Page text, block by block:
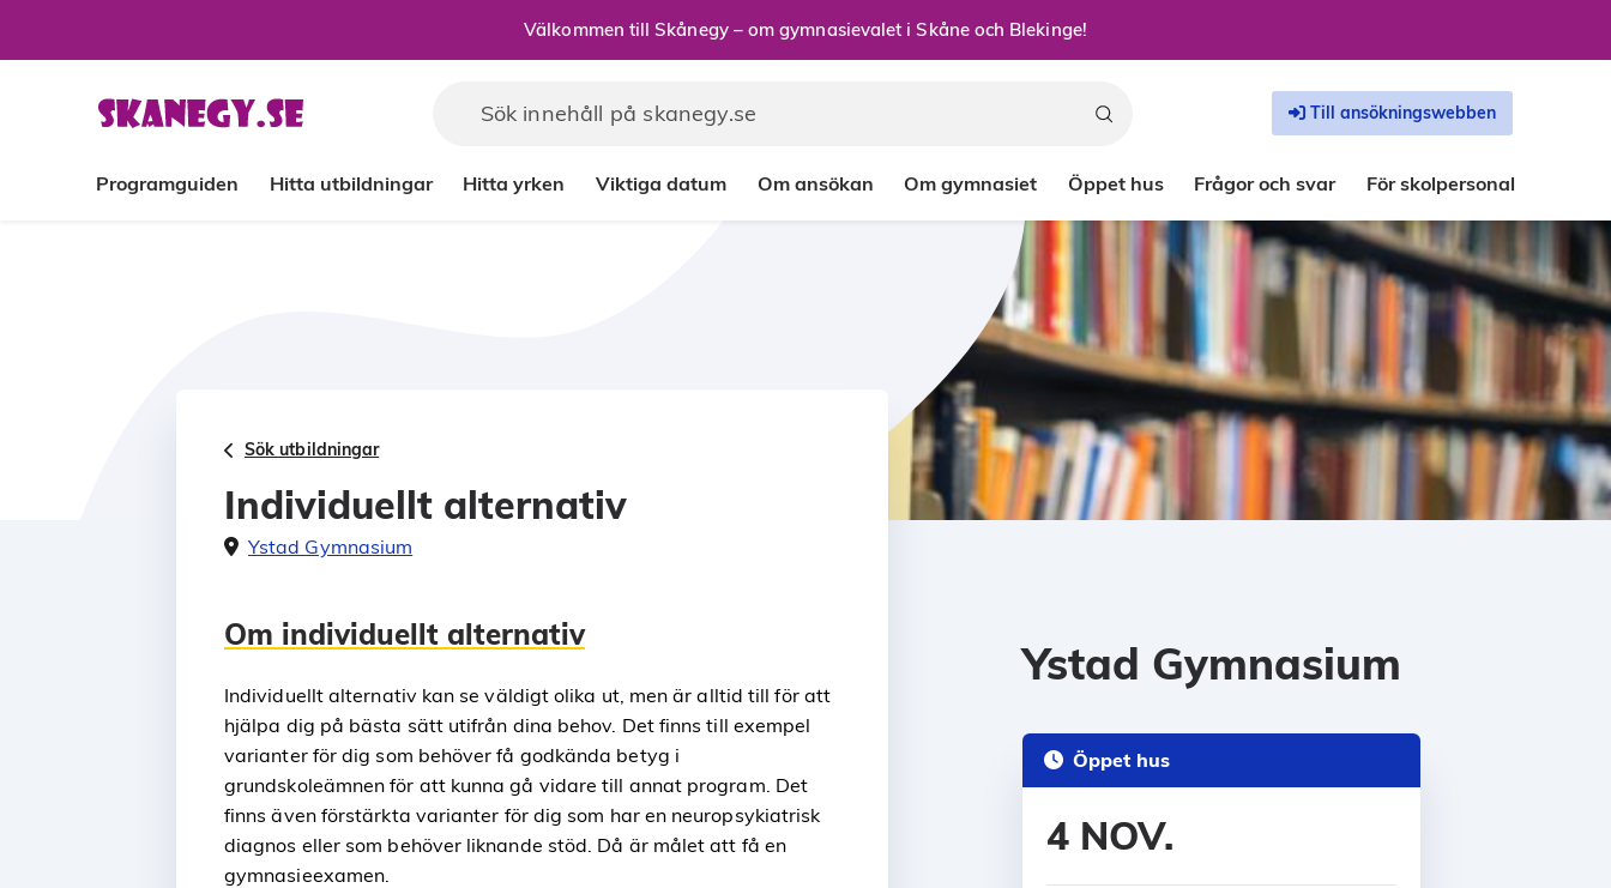
Välkommen till Skånegy – om gymnasievalet i Skåne och Blekinge!
Programguiden Hitta utbildningar Hitta yrken Viktiga datum Om ansökan Om gymnasiet Öppet hus Frågor och svar För skolpersonal
Till ansökningswebben
Sök utbildningar
Individuellt alternativ
Ystad Gymnasium
Om individuellt alternativ
Individuellt alternativ kan se väldigt olika ut, men är alltid till för att
hjälpa dig på bästa sätt utifrån dina behov. Det finns till exempel
varianter för dig som behöver få godkända betyg i
grundskoleämnen för att kunna gå vidare till annat program. Det
finns även förstärkta varianter för dig som har en neuropsykiatrisk
diagnos eller som behöver liknande stöd. Då är målet att få en
gymnasieexamen.
Ystad Gymnasium
Öppet hus
4 NOV.